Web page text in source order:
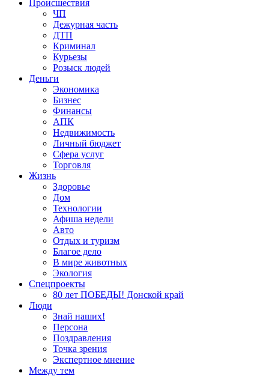
Происшествия
ЧП
Дежурная часть
ДТП
Криминал
Курьезы
Розыск людей
Деньги
Экономика
Бизнес
Финансы
АПК
Недвижимость
Личный бюджет
Сфера услуг
Торговля
Жизнь
Здоровье
Дом
Технологии
Афиша недели
Авто
Отдых и туризм
Благое дело
В мире животных
Экология
Спецпроекты
80 лет ПОБЕДЫ! Донской край
Люди
Знай наших!
Персона
Поздравления
Точка зрения
Экспертное мнение
Между тем